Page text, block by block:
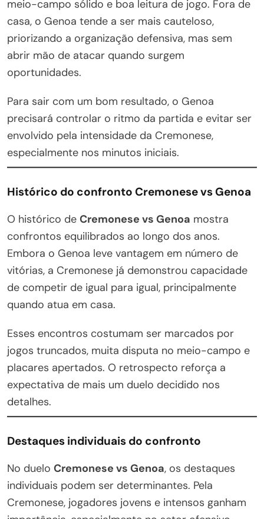
meio-campo sólido e boa leitura de jogo. Fora de
casa, o Genoa tende a ser mais cauteloso,
priorizando a organização defensiva, mas sem
abrir mão de atacar quando surgem
oportunidades.
Para sair com um bom resultado, o Genoa
precisará controlar o ritmo da partida e evitar ser
envolvido pela intensidade da Cremonese,
especialmente nos minutos iniciais.
Histórico do confronto Cremonese vs Genoa
O histórico de Cremonese vs Genoa mostra
confrontos equilibrados ao longo dos anos.
Embora o Genoa leve vantagem em número de
vitórias, a Cremonese já demonstrou capacidade
de competir de igual para igual, principalmente
quando atua em casa.
Esses encontros costumam ser marcados por
jogos truncados, muita disputa no meio-campo e
placares apertados. O retrospecto reforça a
expectativa de mais um duelo decidido nos
detalhes.
Destaques individuais do confronto
No duelo Cremonese vs Genoa, os destaques
individuais podem ser determinantes. Pela
Cremonese, jogadores jovens e intensos ganham